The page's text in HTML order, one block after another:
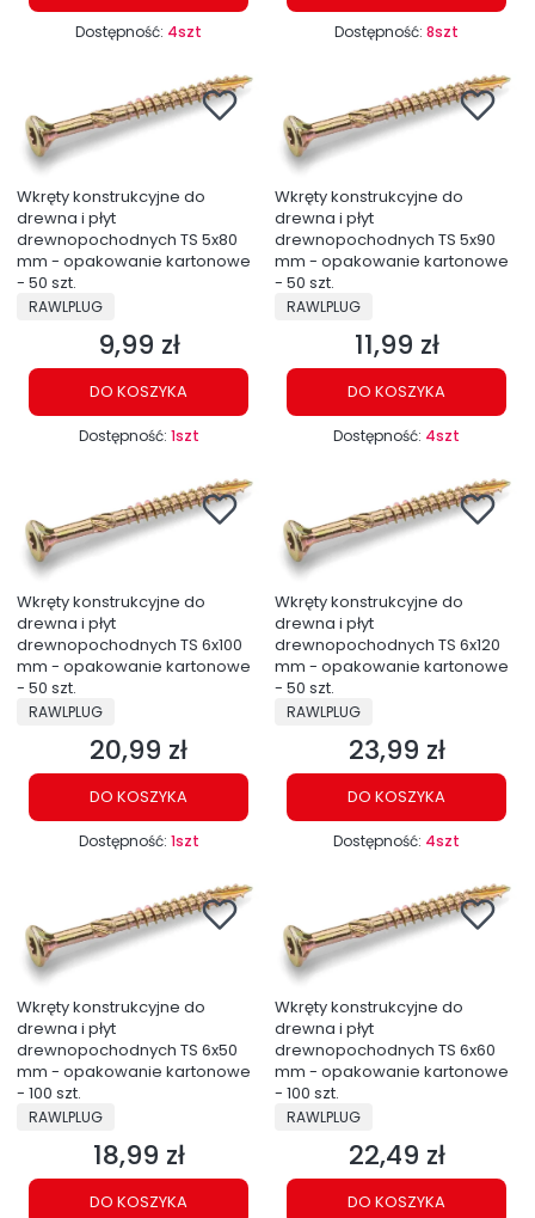
Dostępność: 4szt Dostępność: 8szt
Wkręty konstrukcyjne do
drewna i płyt
drewnopochodnych TS 5x80
mm - opakowanie kartonowe
- 50 szt.
PRODUCENT
RAWLPLUG
Cena
9,99 zł
DO KOSZYKA
Dostępność: 1szt
Wkręty konstrukcyjne do
drewna i płyt
drewnopochodnych TS 5x90
mm - opakowanie kartonowe
- 50 szt.
PRODUCENT
RAWLPLUG
Cena
11,99 zł
DO KOSZYKA
Dostępność: 4szt
Wkręty konstrukcyjne do
drewna i płyt
drewnopochodnych TS 6x100
mm - opakowanie kartonowe
- 50 szt.
PRODUCENT
RAWLPLUG
Cena
20,99 zł
DO KOSZYKA
Dostępność: 1szt
Wkręty konstrukcyjne do
drewna i płyt
drewnopochodnych TS 6x120
mm - opakowanie kartonowe
- 50 szt.
PRODUCENT
RAWLPLUG
Cena
23,99 zł
DO KOSZYKA
Dostępność: 4szt
Wkręty konstrukcyjne do
drewna i płyt
drewnopochodnych TS 6x50
mm - opakowanie kartonowe
- 100 szt.
PRODUCENT
RAWLPLUG
Cena
18,99 zł
DO KOSZYKA
Wkręty konstrukcyjne do
drewna i płyt
drewnopochodnych TS 6x60
mm - opakowanie kartonowe
- 100 szt.
PRODUCENT
RAWLPLUG
Cena
22,49 zł
DO KOSZYKA